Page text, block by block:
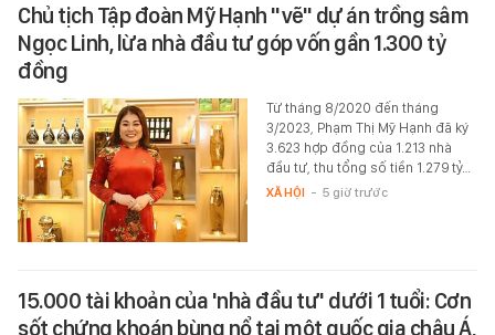
Chủ tịch Tập đoàn Mỹ Hạnh "vẽ" dự án trồng sâm
Ngọc Linh, lừa nhà đầu tư góp vốn gần 1.300 tỷ
đồng
Từ tháng 8/2020 đến tháng
3/2023, Phạm Thị Mỹ Hạnh đã ký
3.623 hợp đồng của 1.213 nhà
đầu tư, thu tổng số tiền 1.279 tỷ…
XÃ HỘI - 5 giờ trước
15.000 tài khoản của 'nhà đầu tư' dưới 1 tuổi: Cơn
sốt chứng khoán bùng nổ tại một quốc gia châu Á,